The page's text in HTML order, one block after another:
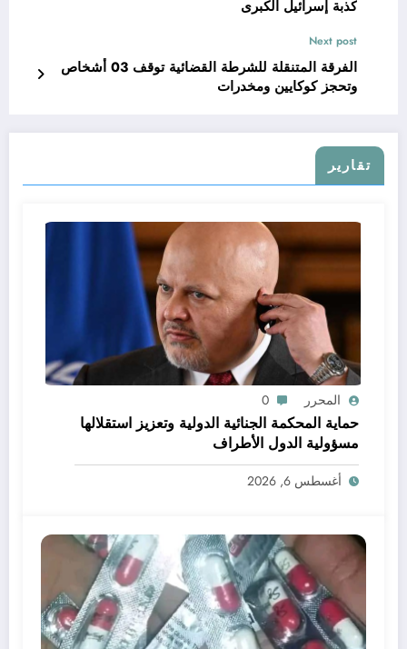
كذبة إسرائيل الكبرى
Next post
الفرقة المتنقلة للشرطة القضائية توقف 03 أشخاص
وتحجز كوكايين ومخدرات
تقارير
المحرر 0
حماية المحكمة الجنائية الدولية وتعزيز استقلالها
مسؤولية الدول الأطراف
أغسطس 6, 2026